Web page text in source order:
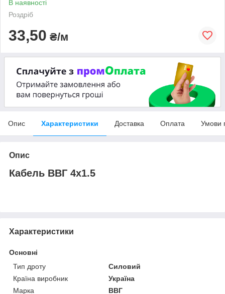
В наявності
Роздріб
33,50 ₴/м
Опис Характеристики Доставка Оплата Умови
Опис
Кабель ВВГ 4х1.5
Характеристики
Основні
Тип дроту
Силовий
Країна виробник
Україна
Марка
ВВГ